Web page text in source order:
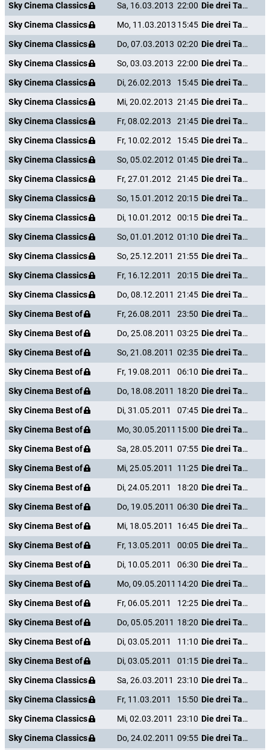
Sky Cinema Classics
Sa, 16.03.2013 22:00
Die drei Tage des Condor
Sky Cinema Classics
Mo, 11.03.2013 15:45
Die drei Tage des Condor
Sky Cinema Classics
Do, 07.03.2013 02:20
Die drei Tage des Condor
Sky Cinema Classics
So, 03.03.2013 22:00
Die drei Tage des Condor
Sky Cinema Classics
Di, 26.02.2013 15:45
Die drei Tage des Condor
Sky Cinema Classics
Mi, 20.02.2013 21:45
Die drei Tage des Condor
Sky Cinema Classics
Fr, 08.02.2013 21:45
Die drei Tage des Condor
Sky Cinema Classics
Fr, 10.02.2012 15:45
Die drei Tage des Condor
Sky Cinema Classics
So, 05.02.2012 01:45
Die drei Tage des Condor
Sky Cinema Classics
Fr, 27.01.2012 21:45
Die drei Tage des Condor
Sky Cinema Classics
So, 15.01.2012 20:15
Die drei Tage des Condor
Sky Cinema Classics
Di, 10.01.2012 00:15
Die drei Tage des Condor
Sky Cinema Classics
So, 01.01.2012 01:10
Die drei Tage des Condor
Sky Cinema Classics
So, 25.12.2011 21:55
Die drei Tage des Condor
Sky Cinema Classics
Fr, 16.12.2011 20:15
Die drei Tage des Condor
Sky Cinema Classics
Do, 08.12.2011 21:45
Die drei Tage des Condor
Sky Cinema Best of
Fr, 26.08.2011 23:50
Die drei Tage des Condor
Sky Cinema Best of
Do, 25.08.2011 03:25
Die drei Tage des Condor
Sky Cinema Best of
So, 21.08.2011 02:35
Die drei Tage des Condor
Sky Cinema Best of
Fr, 19.08.2011 06:10
Die drei Tage des Condor
Sky Cinema Best of
Do, 18.08.2011 18:20
Die drei Tage des Condor
Sky Cinema Best of
Di, 31.05.2011 07:45
Die drei Tage des Condor
Sky Cinema Best of
Mo, 30.05.2011 15:00
Die drei Tage des Condor
Sky Cinema Best of
Sa, 28.05.2011 07:55
Die drei Tage des Condor
Sky Cinema Best of
Mi, 25.05.2011 11:25
Die drei Tage des Condor
Sky Cinema Best of
Di, 24.05.2011 18:20
Die drei Tage des Condor
Sky Cinema Best of
Do, 19.05.2011 06:30
Die drei Tage des Condor
Sky Cinema Best of
Mi, 18.05.2011 16:45
Die drei Tage des Condor
Sky Cinema Best of
Fr, 13.05.2011 00:05
Die drei Tage des Condor
Sky Cinema Best of
Di, 10.05.2011 06:30
Die drei Tage des Condor
Sky Cinema Best of
Mo, 09.05.2011 14:20
Die drei Tage des Condor
Sky Cinema Best of
Fr, 06.05.2011 12:25
Die drei Tage des Condor
Sky Cinema Best of
Do, 05.05.2011 18:20
Die drei Tage des Condor
Sky Cinema Best of
Di, 03.05.2011 11:10
Die drei Tage des Condor
Sky Cinema Best of
Di, 03.05.2011 01:15
Die drei Tage des Condor
Sky Cinema Classics
Sa, 26.03.2011 23:10
Die drei Tage des Condor
Sky Cinema Classics
Fr, 11.03.2011 15:50
Die drei Tage des Condor
Sky Cinema Classics
Mi, 02.03.2011 23:10
Die drei Tage des Condor
Sky Cinema Classics
Do, 24.02.2011 09:55 Die drei Tage des Condor